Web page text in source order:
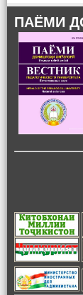
ПАЁМИ